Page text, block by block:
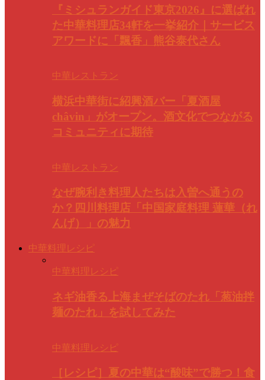
『ミシュランガイド東京2026』に選ばれ
た中華料理店34軒を一挙紹介｜サービス
アワードに「飄香」熊谷泰代さん
中華レストラン
横浜中華街に紹興酒バー「夏酒屋
châvin」がオープン。酒文化でつながる
コミュニティに期待
中華レストラン
なぜ腕利き料理人たちは入曽へ通うの
か？四川料理店「中国家庭料理 蓮華（れ
んげ）」の魅力
中華料理レシピ
中華料理レシピ
ネギ油香る上海まぜそばのたれ「葱油拌
麺のたれ」を試してみた
中華料理レシピ
［レシピ］夏の中華は“酸味”で勝つ！食